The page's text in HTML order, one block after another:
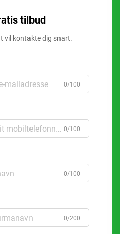
tilbud
vil kontakte dig snart.
0/100
0/100
0/100
0/200